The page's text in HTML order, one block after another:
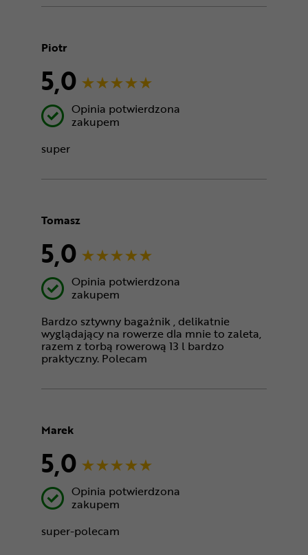
Piotr
5,0
Opinia potwierdzona
zakupem
super
Tomasz
5,0
Opinia potwierdzona
zakupem
Bardzo sztywny bagażnik , delikatnie
wyglądający na rowerze dla mnie to zaleta,
razem z torbą rowerową 13 l bardzo
praktyczny. Polecam
Marek
5,0
Opinia potwierdzona
zakupem
super-polecam